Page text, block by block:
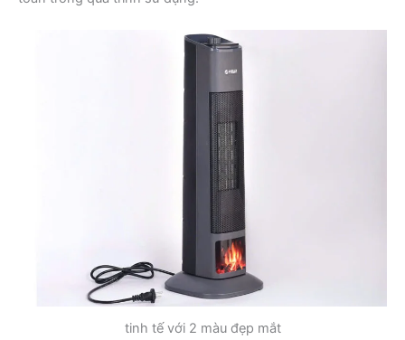
tinh tế với 2 màu đẹp mắt